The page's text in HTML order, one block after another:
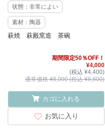
状態：非常によい
素材：陶器
萩焼 萩殿窯造 茶碗
期間限定50％OFF！
¥4,000
(税込 ¥4,400)
通常価格 ¥8,000 (税込 ¥8,800)
カゴに入れる
お気に入り